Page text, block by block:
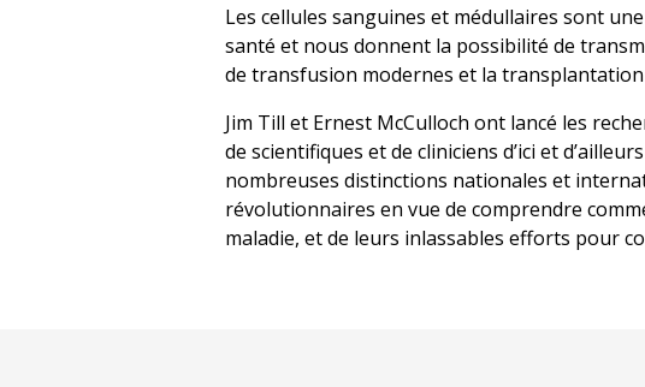
Les cellules sanguines et médullaires sont
santé et nous donnent la possibilité de
de transfusion modernes et la
Jim Till et Ernest McCulloch ont lancé les
de scientifiques et de cliniciens d’ici et
nombreuses distinctions nationales et
révolutionnaires en vue de comprendre
maladie, et de leurs inlassables efforts pour